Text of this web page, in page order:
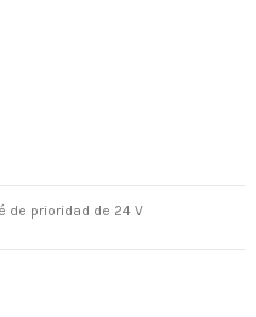
de prioridad de 24 V